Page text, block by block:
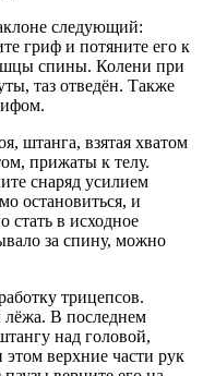
следующий:
гриф и потяните его к
спины. Колени при
таз отведён. Также
штанга, взятая хватом
прижаты к телу.
снаряд усилием
остановиться, и
в исходное
за спину, можно
трицепсов.
лёжа. В последнем
над головой,
этом верхние части рук